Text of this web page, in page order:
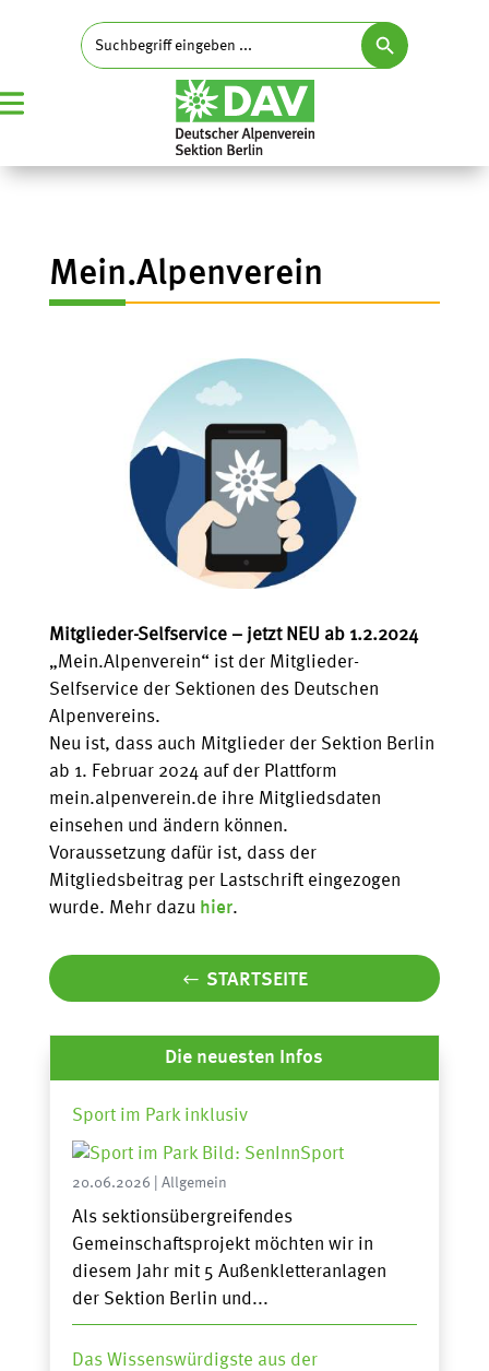
Search
for:
Search Button
Mein.Alpenverein
Mitglieder-Selfservice – jetzt NEU ab 1.2.2024
„Mein.Alpenverein“ ist der Mitglieder-
Selfservice der Sektionen des Deutschen
Alpenvereins.
Neu ist, dass auch Mitglieder der Sektion Berlin
ab 1. Februar 2024 auf der Plattform
mein.alpenverein.de ihre Mitgliedsdaten
einsehen und ändern können.
Voraussetzung dafür ist, dass der
Mitgliedsbeitrag per Lastschrift eingezogen
wurde. Mehr dazu hier.
STARTSEITE
Die neuesten Infos
Sport im Park inklusiv
20.06.2026 Allgemein
Als sektionsübergreifendes
Gemeinschaftsprojekt möchten wir in
diesem Jahr mit 5 Außenkletteranlagen
der Sektion Berlin und...
Das Wissenswürdigste aus der